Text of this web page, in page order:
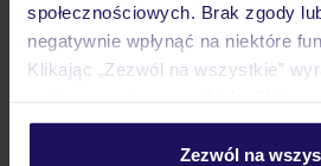
społecznościowych. Brak zgody
negatywnie wpłynąć na niektóre
Klikając „Zezwól na wszystkie”
personalizować swój wybór
Zezwól na